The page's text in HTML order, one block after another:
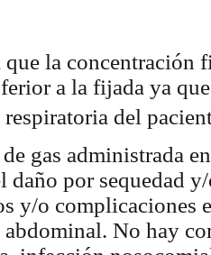
que la
a la fijada ya
respiratoria del
gas administrada
daño por sequedad
y/o complicaciones
No hay